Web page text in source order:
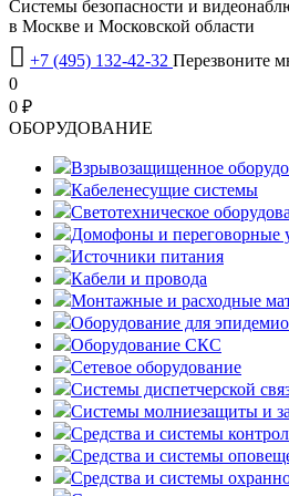
Системы безопасности и
в Москве и Московской области
 +7 (495) 132-42-32 Перезвоните
0
0 ₽
OБОРУДОВАНИЕ
Взрывозащищенное
Кабеленесущие системы
Светотехническое
Домофоны и переговорные
Источники питания
Кабели и провода
Монтажные и расходные
Оборудование для
Оборудование СКС
Сетевое оборудование
Системы диспетчерской
Системы молниезащиты и
Средства и системы
Средства и системы
Средства и системы